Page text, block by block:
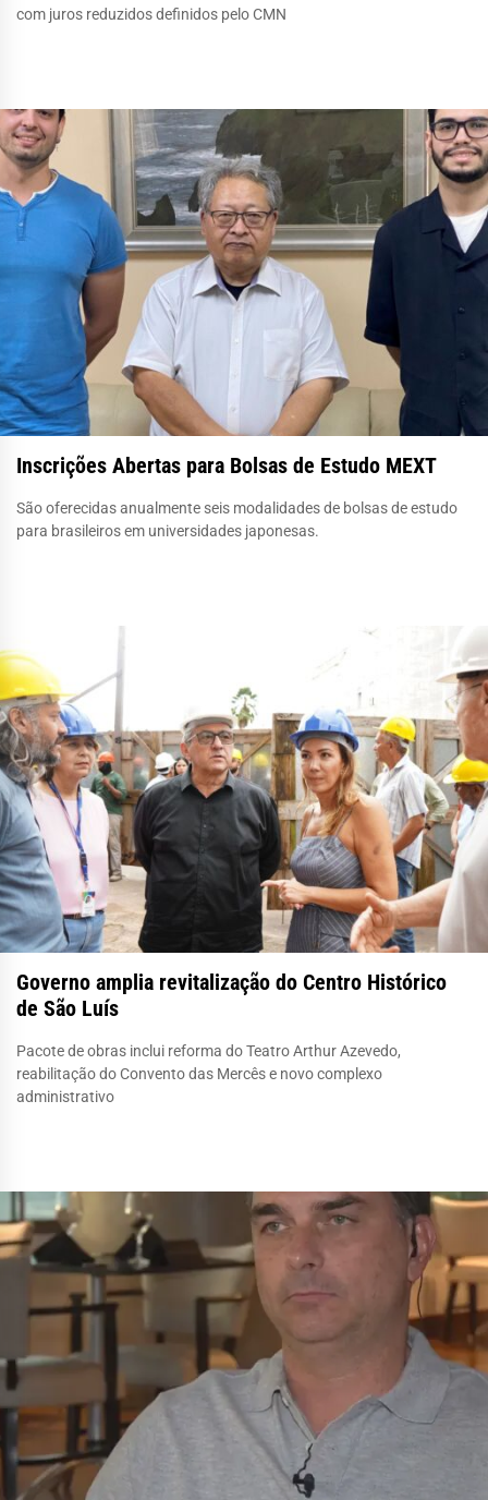
com juros reduzidos definidos pelo CMN
Inscrições Abertas para Bolsas de Estudo MEXT
São oferecidas anualmente seis modalidades de bolsas de estudo
para brasileiros em universidades japonesas.
Governo amplia revitalização do Centro Histórico
de São Luís
Pacote de obras inclui reforma do Teatro Arthur Azevedo,
reabilitação do Convento das Mercês e novo complexo
administrativo